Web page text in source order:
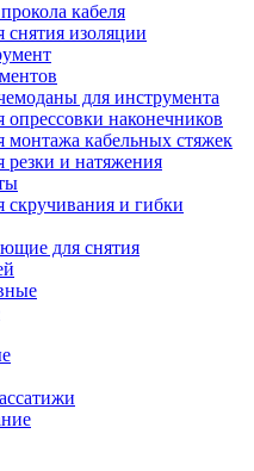
кабеля
снятия изоляции
для инструмента
опрессовки наконечников
монтажа кабельных стяжек
резки и натяжения
скручивания и гибки
для снятия